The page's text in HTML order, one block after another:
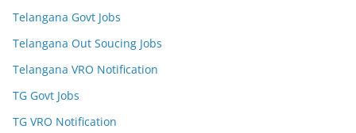
Telangana Govt Jobs
Telangana Out Soucing Jobs
Telangana VRO Notification
TG Govt Jobs
TG VRO Notification